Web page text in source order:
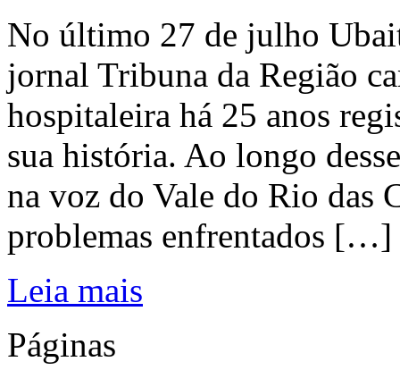
No último 27 de julho
jornal Tribuna da Região
hospitaleira há 25 anos
sua história. Ao longo
na voz do Vale do Rio das
problemas enfrentados […]
Leia mais
Páginas